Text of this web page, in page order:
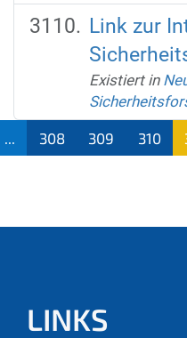
Link zur
Existiert in
308 309 310
LINKS